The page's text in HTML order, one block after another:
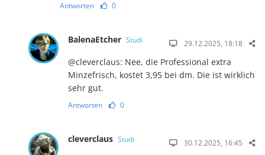
Antworten 0
BalenaEtcher Studi 29.12.2025, 18:18
@cleverclaus: Nee, die Professional extra
Minzefrisch, kostet 3,95 bei dm. Die ist wirklich
sehr gut.
Antworten 0
cleverclaus Studi 30.12.2025, 16:45